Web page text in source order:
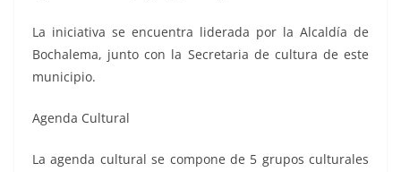
La iniciativa se encuentra liderada por la Alcaldía de
Bochalema, junto con la Secretaria de cultura de este
municipio.
Agenda Cultural
La agenda cultural se compone de 5 grupos culturales